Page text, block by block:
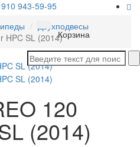
943-59-95
Корзина
Двухподвесы
HPC SL (2014)
120
(2014)